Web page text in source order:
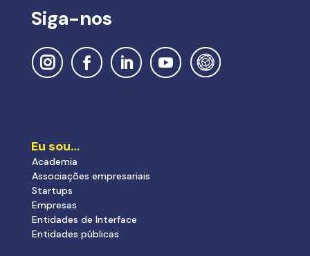
Siga-nos
Eu sou…
Academia
Associações empresariais
Startups
Empresas
Entidades de Interface
Entidades públicas